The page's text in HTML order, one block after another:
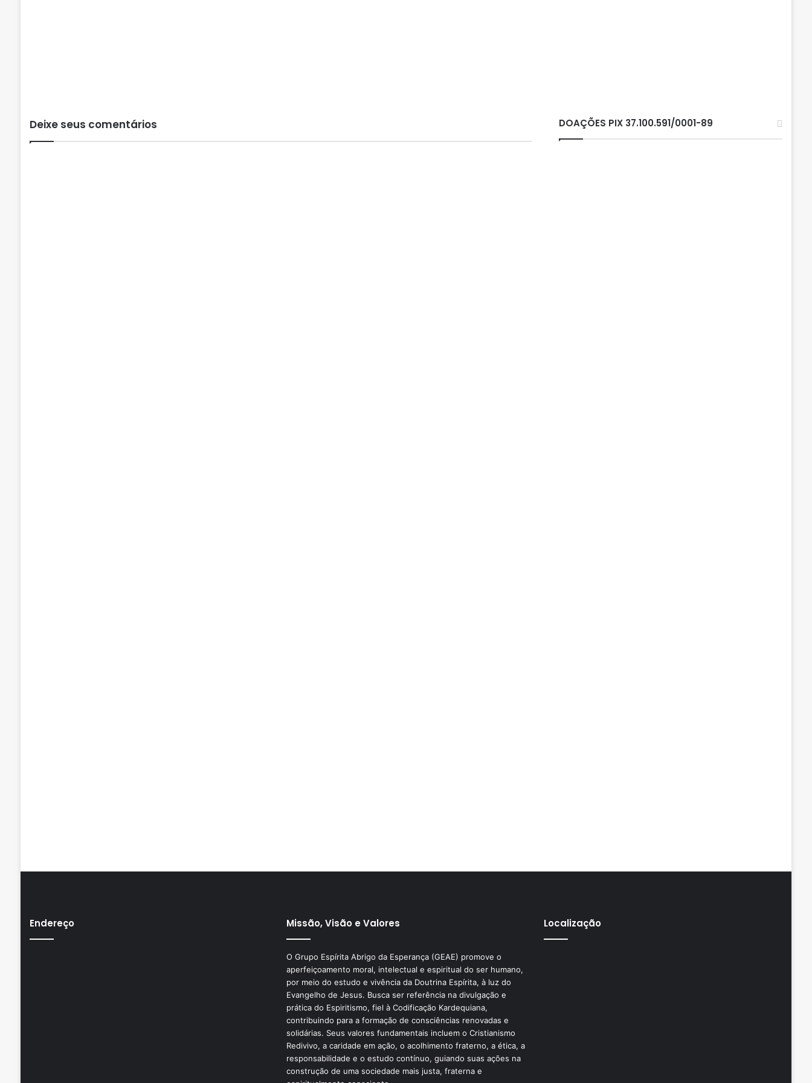
Deixe seus comentários DOAÇÕES PIX 37.100.591/0001-89
Endereço Missão, Visão e Valores
O Grupo Espírita Abrigo da Esperança (GEAE) promove o
aperfeiçoamento moral, intelectual e espiritual do ser humano,
por meio do estudo e vivência da Doutrina Espírita, à luz do
Evangelho de Jesus. Busca ser referência na divulgação e
prática do Espiritismo, fiel à Codificação Kardequiana,
contribuindo para a formação de consciências renovadas e
solidárias. Seus valores fundamentais incluem o Cristianismo
Redivivo, a caridade em ação, o acolhimento fraterno, a ética, a
responsabilidade e o estudo contínuo, guiando suas ações na
construção de uma sociedade mais justa, fraterna e
Localização